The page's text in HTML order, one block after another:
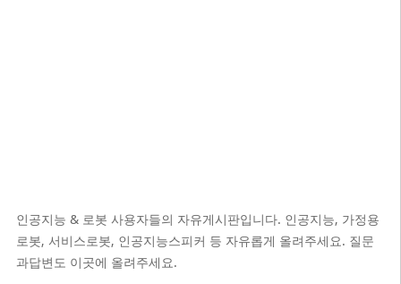
인공지능 & 로봇 사용자들의 자유게시판입니다. 인공지능, 가정용
로봇, 서비스로봇, 인공지능스피커 등 자유롭게 올려주세요. 질문
과답변도 이곳에 올려주세요.